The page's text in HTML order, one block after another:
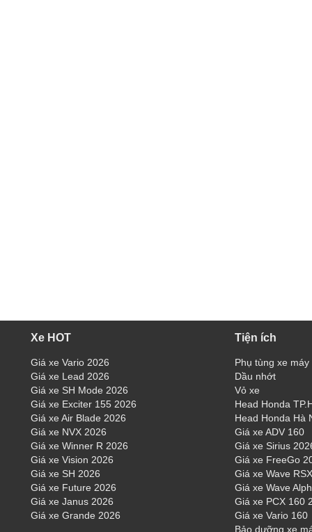
Xe HOT
Giá xe Vario 2026
Giá xe Lead 2026
Giá xe SH Mode 2026
Giá xe Exciter 155 2026
Giá xe Air Blade 2026
Giá xe NVX 2026
Giá xe Winner R 2026
Giá xe Vision 2026
Giá xe SH 2026
Giá xe Future 2026
Giá xe Janus 2026
Giá xe Grande 2026
Tiện ích
Phụ tùng xe máy
Dầu nhớt
Vỏ xe
Head Honda
Head Honda Hà
Giá xe ADV 160
Giá xe Sirius
Giá xe FreeGo
Giá xe Wave
Giá xe Wave
Giá xe PCX 160
Giá xe Vario 160
Bảo dưỡng xe